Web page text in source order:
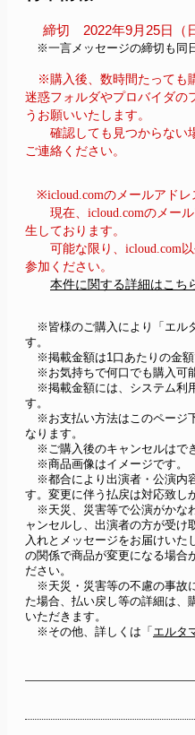
締切　2022年9月25日（
※一言メッセージの締切も同
※購入後、数時間たっても
迷惑フォルダやプロバイダの
うお願いいたします。
確認しても見つからない場
ご連絡ください。
※icloud.comのメールアド
現在、icloud.comのメール
生しております。
可能な限り、icloud.com以
参加ください。
本件に関する詳細はこち
※皆様のご購入により「エル
す。
※掲載金額は1口あたりの金額
※お気持ちで何口でも購入可能
※掲載金額には、システム利
す。
※お支払い方法はこのページ
なります。
※ご購入後のキャンセルはでき
※商品画像はイメージです。
※都合により出演者・公演内
す。変更に伴う払戻は対応致し
※天災、災害等で公演がかな
ャンセルし、出演者の方が受け
入れとメッセージをお届けい
の関係で商品が変更になる場合
ださい。
※天災・災害等の不慮の事故
た場合、払い戻し等の詳細は、
いただきます。
※その他、詳しくは「 エルタ